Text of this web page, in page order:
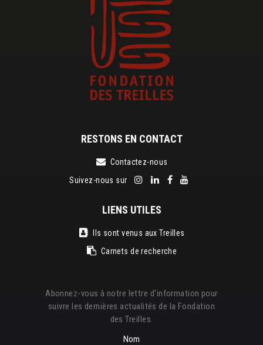
RESTONS EN CONTACT
Contactez-nous
Suivez-nous sur
LIENS UTILES
Ils sont venus aux Treilles
Carnets de recherche
Abonnez-vous à notre lettre d'information pour
suivre les dernières actualités de la Fondation
des Treilles.
Nom